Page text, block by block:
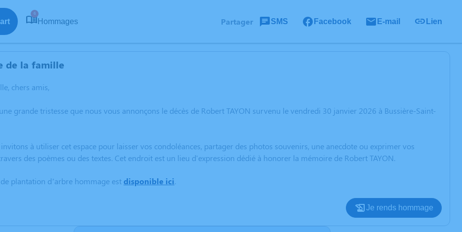
6
Hommages Partager SMS Facebook E-mail Lien
de la famille
chers amis,
une grande tristesse que nous vous annonçons le décès de Robert TAYON survenu le vendredi 30 janvier 2026 à Bussière-Saint-
à utiliser cet espace pour laisser vos condoléances, partager des photos souvenirs, une anecdote ou exprimer vos
des poèmes ou des textes. Cet endroit est un lieu d'expression dédié à honorer la mémoire de Robert TAYON.
plantation d’arbre hommage estdisponible ici.
Je rends hommage